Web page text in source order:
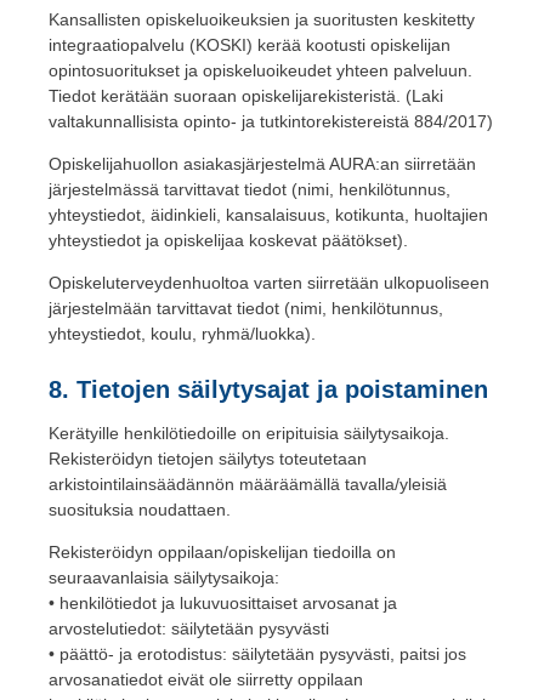
Kansallisten opiskeluoikeuksien ja suoritusten keskitetty
integraatiopalvelu (KOSKI) kerää kootusti opiskelijan
opintosuoritukset ja opiskeluoikeudet yhteen palveluun.
Tiedot kerätään suoraan opiskelijarekisteristä. (Laki
valtakunnallisista opinto- ja tutkintorekistereistä 884/2017)
Opiskelijahuollon asiakasjärjestelmä AURA:an siirretään
järjestelmässä tarvittavat tiedot (nimi, henkilötunnus,
yhteystiedot, äidinkieli, kansalaisuus, kotikunta, huoltajien
yhteystiedot ja opiskelijaa koskevat päätökset).
Opiskeluterveydenhuoltoa varten siirretään ulkopuoliseen
järjestelmään tarvittavat tiedot (nimi, henkilötunnus,
yhteystiedot, koulu, ryhmä/luokka).
8. Tietojen säilytysajat ja poistaminen
Kerätyille henkilötiedoille on eripituisia säilytysaikoja.
Rekisteröidyn tietojen säilytys toteutetaan
arkistointilainsäädännön määräämällä tavalla/yleisiä
suosituksia noudattaen.
Rekisteröidyn oppilaan/opiskelijan tiedoilla on
seuraavanlaisia säilytysaikoja:
• henkilötiedot ja lukuvuosittaiset arvosanat ja
arvostelutiedot: säilytetään pysyvästi
• päättö- ja erotodistus: säilytetään pysyvästi, paitsi jos
arvosanatiedot eivät ole siirretty oppilaan